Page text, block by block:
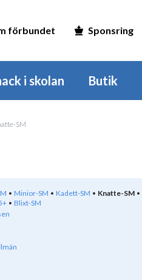
förbundet Sponsring
i skolan Butik
SM
Minior-SM Kadett-SM
Knatte-SM
Blixt-SM